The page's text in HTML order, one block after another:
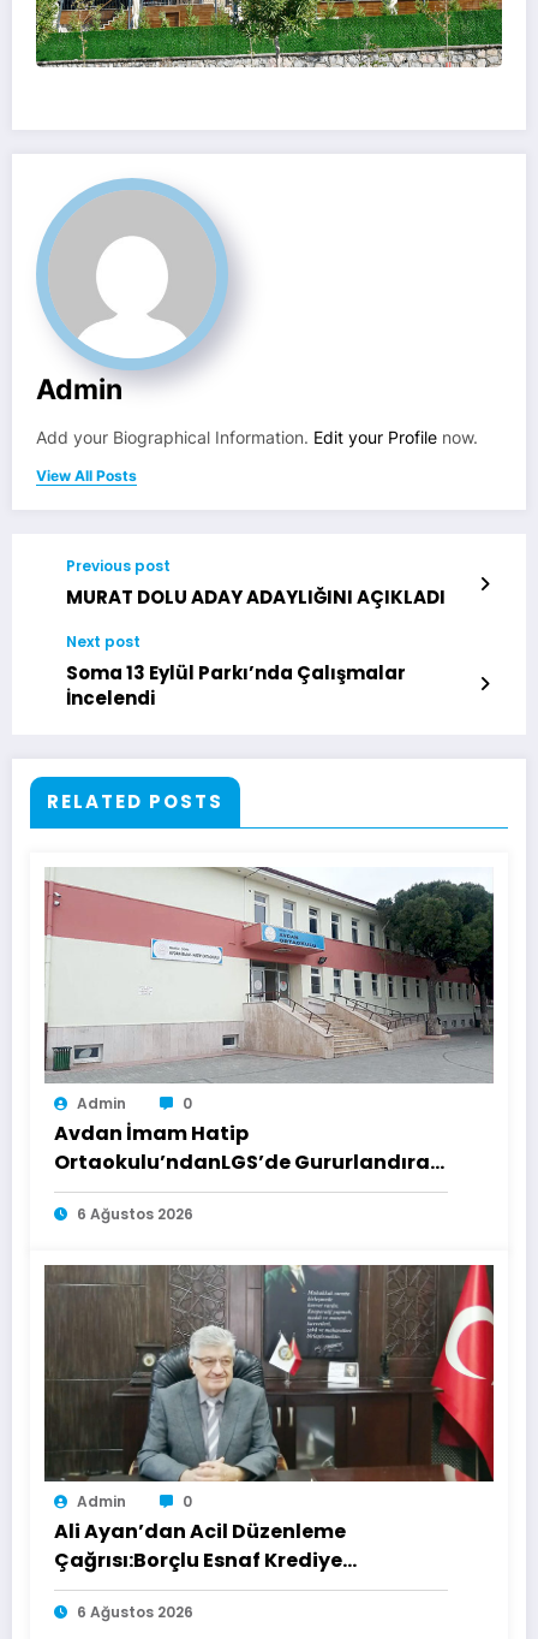
Admin
Add your Biographical Information. Edit your Profile now.
View All Posts
Previous post
MURAT DOLU ADAY ADAYLIĞINI AÇIKLADI
Next post
Soma 13 Eylül Parkı’nda Çalışmalar
İncelendi
RELATED POSTS
Admin 0
Avdan İmam Hatip
Ortaokulu’ndanLGS’de Gururlandıran
Başarı
6 Ağustos 2026
Admin 0
Ali Ayan’dan Acil Düzenleme
Çağrısı:Borçlu Esnaf Krediye
Ulaşamıyor
6 Ağustos 2026